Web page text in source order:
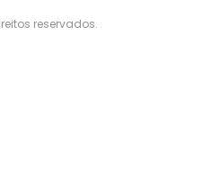
reservados.